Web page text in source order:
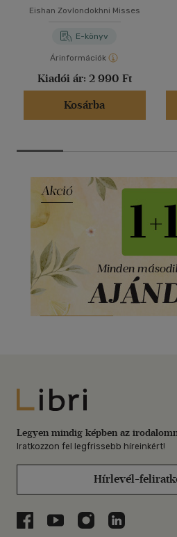
Eishan Zovlondokhni Misses
E-könyv
Árinformációk
Kiadói ár: 2 990 Ft
Kosárba
Libri
Legyen mindig képben az
Iratkozzon fel legfrissebb híreinkért!
Hírlevél-
Libri a Facebookon
Libri a Youtube-on
Libri azLibri a